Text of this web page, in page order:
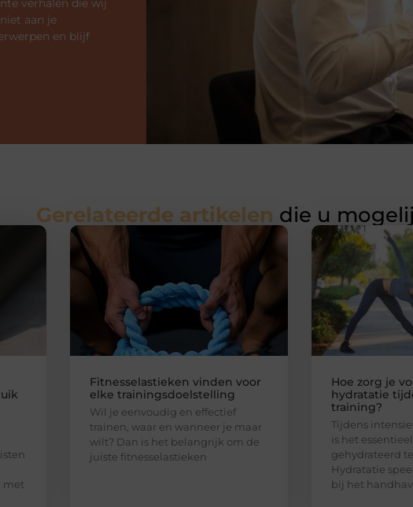
verhalen die wij
aan je
en blijf
Gerelateerde artikelen die u
met
Fitnesselastieken vinden voor
elke trainingsdoelstelling
Wil je eenvoudig en effectief
trainen, waar en wanneer je maar
wilt? Dan is het belangrijk om de
juiste fitnesselastieken
Hoe zorg je
hydratatie
training?
Tijdens
is het
gehydrateerd
Hydratatie
bij het